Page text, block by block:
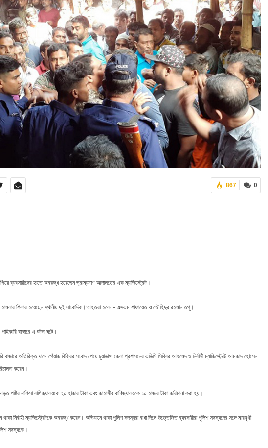
0
867
গিয়ে ব্যবসায়ীদের হাতে অবরুদ্ধ হয়েছেন ভ্রাম্যমাণ আদালতের এক ম্যাজিস্ট্রেট।
হামলার শিকার হয়েছেন স্থানীয় দুই সাংবাদিক।আহতরা হলেন- এসএম শাফায়েত ও তৌহিদুর রহমান তপু।
বাজারে এ ঘটনা ঘটে।
বাজারে অতিরিক্ত দামে পেঁয়াজ বিক্রির সংবাদ পেয়ে চুয়াডাঙ্গা জেলা প্রশাসনের এডিসি সিব্বির আহমেদ ও নির্বাহী ম্যাজিস্ট্রেট আমজাদ হোসেন
করেন।
পট্টির নাফিসা বাণিজ্যালয়কে ২০ হাজার টাকা এবং জাহাঙ্গীর বাণিজ্যালয়কে ১০ হাজার টাকা জরিমানা করা হয়।
থাকা নির্বাহী ম্যাজিস্ট্রেটকে অবরুদ্ধ করেন। অভিযানে থাকা পুলিশ সদস্যরা বাধা দিলে উত্তেজিত ব্যবসায়ীরা পুলিশ সদস্যদের সঙ্গে মারমুখী
সদস্যকে।